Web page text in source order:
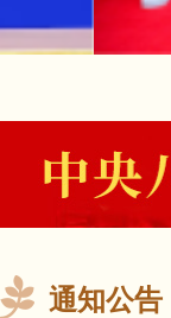
通知公告